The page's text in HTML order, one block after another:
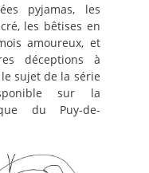
pyjamas, les
les bêtises en
amoureux, et
déceptions à
sujet de la série
sur la
du Puy-de-